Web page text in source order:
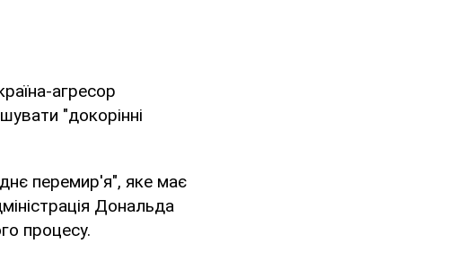
агресор
"докорінні
перемир'я", яке має
Дональда
процесу.